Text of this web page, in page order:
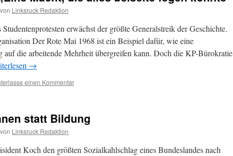
von Linksruck Redaktion
erwächst der größte Generalstreik der Geschichte.
Der Rote Mai 1968 ist ein Beispiel dafür, wie eine
auf die arbeitende Mehrheit übergreifen kann. Doch die KP-Bürokratie
→
einen Kommentar
statt Bildung
von Linksruck Redaktion
Koch den größten Sozialkahlschlag eines Bundeslandes nach